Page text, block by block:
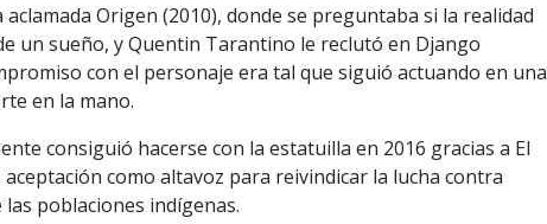
Origen (2010), donde se preguntaba si la realidad
un sueño, y Quentin Tarantino le reclutó en Django
con el personaje era tal que siguió actuando en una
en la mano.
consiguió hacerse con la estatuilla en 2016 gracias a El
como altavoz para reivindicar la lucha contra
poblaciones indígenas.